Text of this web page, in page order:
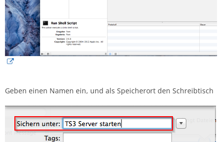
Geben einen Namen ein, und als Speicherort den Schreibtisch